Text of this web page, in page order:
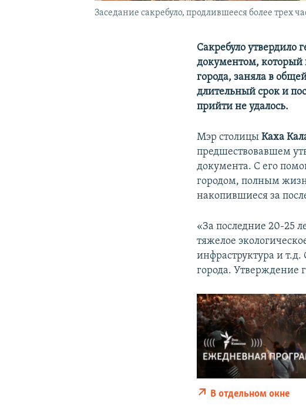
Заседание сакребуло, продлившееся более трех
Сакребуло утвердило
документом, который
города, заняла в
длительный срок и
прийти не удалось.
Мэр столицыКаха
предшествовавшем
документа. С его
городом, полным
накопившиеся за
«За последние 20-25
тяжелое
инфраструктура и т.д.
города. Утверждение
В отдельном окне